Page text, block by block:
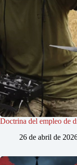
Doctrina del empleo de
26 de abril de